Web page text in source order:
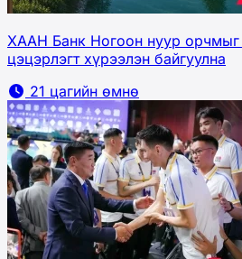
ХААН Банк Ногоон нуур
цэцэрлэгт хүрээлэн байгуулна
21 цагийн өмнө